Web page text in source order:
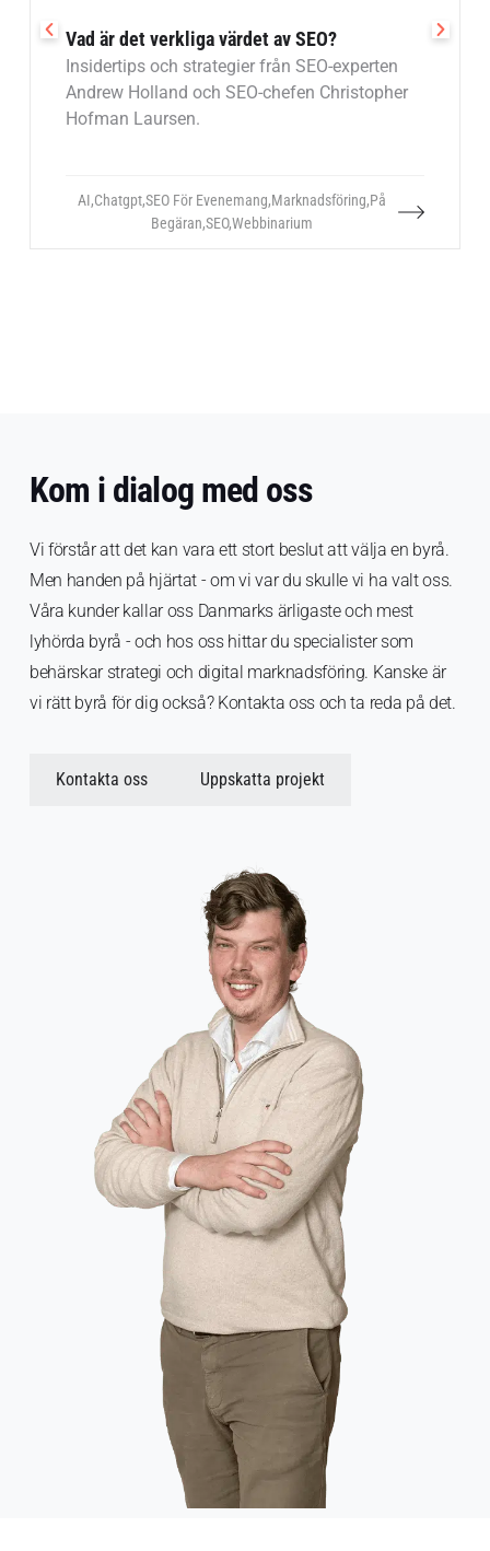
Vad är det verkliga värdet av SEO?
Insidertips och strategier från SEO-experten
Andrew Holland och SEO-chefen Christopher
Hofman Laursen.
AI,Chatgpt,SEO För Evenemang,Marknadsföring,På
Begäran,SEO,Webbinarium
Kom i dialog med oss
Vi förstår att det kan vara ett stort beslut att välja en byrå.
Men handen på hjärtat - om vi var du skulle vi ha valt oss.
Våra kunder kallar oss Danmarks ärligaste och mest
lyhörda byrå - och hos oss hittar du specialister som
behärskar strategi och digital marknadsföring. Kanske är
vi rätt byrå för dig också? Kontakta oss och ta reda på det.
Kontakta oss Uppskatta projekt